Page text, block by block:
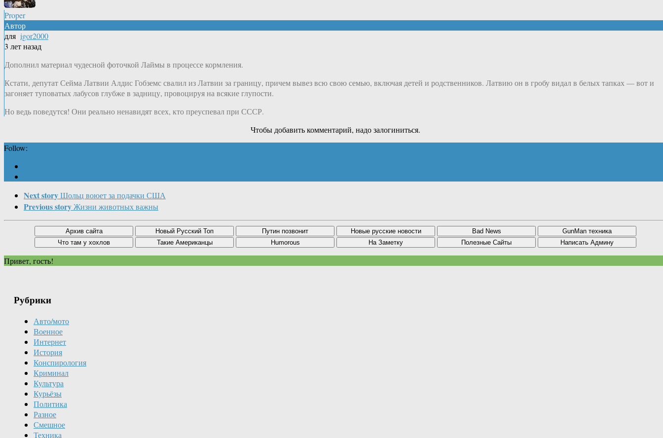
Proper
Автор
для igor2000
3 лет назад
Дополнил материал чудесной фоточкой Лаймы в процессе кормления.
Кстати, депутат Сейма Латвии Алдис Гобземс свалил из Латвии за границу, причем вывез всю свою семью, включая детей и родственников. Латвию он в гробу видал в белых тапках — вот и
загоняет туповатых лабусов глубже в задницу, провоцируя на всякие глупости.
Но ведь поведутся! Они реально ненавидят всех, кто преуспевал при СССР.
Чтобы добавить комментарий, надо залогиниться.
Follow:
Next storyШольц воюет за подачки США
Previous storyЖизни животных важны
Привет, гость!
Рубрики
Авто/мото
Военное
Интернет
История
Конспирология
Криминал
Культура
Курьёзы
Политика
Разное
Смешное
Техника